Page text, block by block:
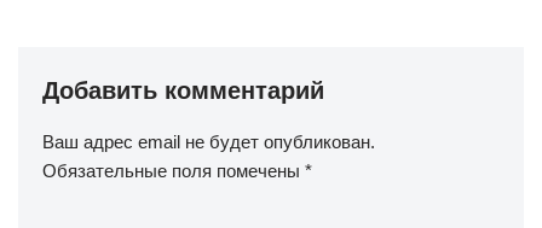
Добавить комментарий
Ваш адрес email не будет опубликован.
Обязательные поля помечены *